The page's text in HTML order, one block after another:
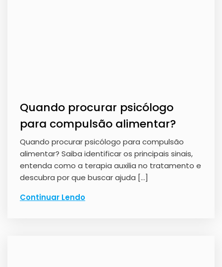
Quando procurar psicólogo
para compulsão alimentar?
Quando procurar psicólogo para compulsão
alimentar? Saiba identificar os principais sinais,
entenda como a terapia auxilia no tratamento e
descubra por que buscar ajuda […]
Continuar Lendo